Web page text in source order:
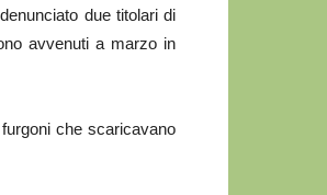
due titolari di
avvenuti a marzo in
che scaricavano